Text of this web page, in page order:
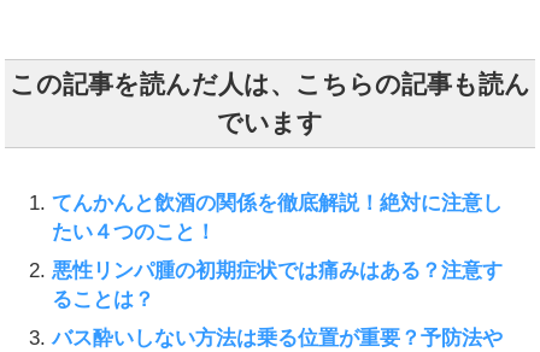
この記事を読んだ人は、こちらの記事も読ん
でいます
てんかんと飲酒の関係を徹底解説！絶対に注意し
たい４つのこと！
悪性リンパ腫の初期症状では痛みはある？注意す
ることは？
バス酔いしない方法は乗る位置が重要？予防法や